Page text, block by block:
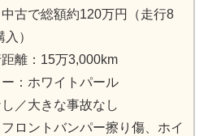
中古で総額約120万円（走行8
）
距離：15万3,000km
ー：ホワイトパール
し／大きな事故なし
フロントバンパー擦り傷、ホイ